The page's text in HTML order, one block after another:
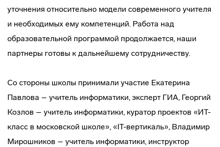
уточнения относительно модели современного учителя
и необходимых ему компетенций. Работа над
образовательной программой продолжается, наши
партнеры готовы к дальнейшему сотрудничеству.
Со стороны школы принимали участие Екатерина
Павлова – учитель информатики, эксперт ГИА, Георгий
Козлов – учитель информатики, куратор проектов «ИТ-
класс в московской школе», «IT-вертикаль», Владимир
Мирошников – учитель информатики, инструктор